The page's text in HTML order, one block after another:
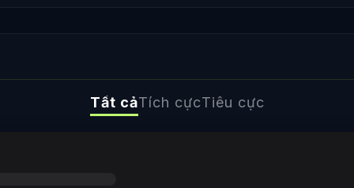
Tất cảTích cựcTiêu cực